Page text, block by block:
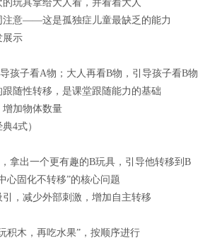
玩具拿给大人看，并看着大人
注意——这是孤独症儿童最缺乏的能力
展示
孩子看A物；大人再看B物，引导孩子看B物
随性转移，是课堂跟随能力的基础
加物体数量
4式）
拿出一个更有趣的B玩具，引导他转移到B
心固化不转移”的核心问题
，减少外部刺激，增加自主转移
积木，再吃水果”，按顺序进行